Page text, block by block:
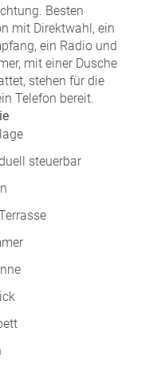
Besten
mit Direktwahl, ein
ein Radio und
mit einer Dusche
stehen für die
Telefon bereit.
steuerbar